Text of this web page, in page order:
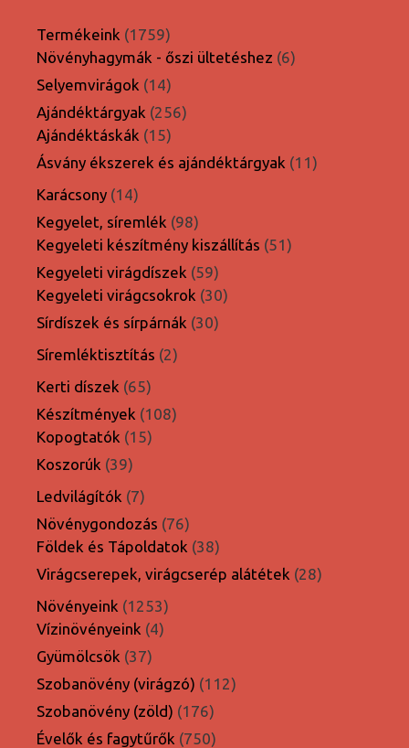
Termékeink 17591759
termék
Növényhagymák - őszi ültetéshez 66
Selyemvirágok 1414
termék
Ajándéktárgyak 256256
Ajándéktáskák 1515
termék
Ásvány ékszerek és ajándéktárgyak 1111
Karácsony 1414
termék
Kegyelet, síremlék 9898
termék
Kegyeleti készítmény kiszállítás 5151
Kegyeleti virágdíszek 5959
termék
Kegyeleti virágcsokrok 3030
Sírdíszek és sírpárnák 3030
Síremléktisztítás 22
Kerti díszek 6565
termék
Készítmények 108108
Kopogtatók 1515
Koszorúk 3939
termék
Ledvilágítók 77
termék
Növénygondozás 7676
termék
Földek és Tápoldatok 3838
termék
Virágcserepek, virágcserép alátétek 2828
Növényeink 12531253
termék
Vízinövényeink 44
Gyümölcsök 3737
termék
Szobanövény (virágzó) 112112
Szobanövény (zöld) 176176
termék
Évelők és fagytűrők 750750